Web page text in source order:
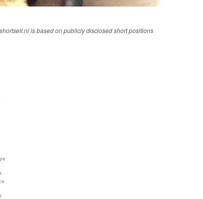
is based on publicly disclosed short positions